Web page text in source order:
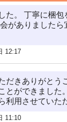
た。 丁寧に梱包
がありましたら
12:17
だきありがとう
とができました
利用させていた
11:10